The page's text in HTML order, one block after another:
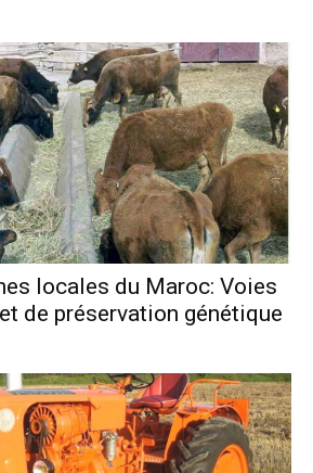
locales du Maroc: Voies
de préservation génétique